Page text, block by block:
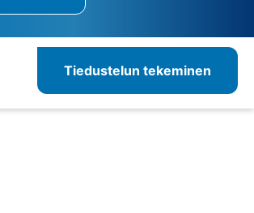
Tiedustelun tekeminen